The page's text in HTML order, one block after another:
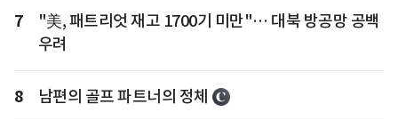
7
"美, 패트리엇 재고 1700기 미만"… 대북 방공망 공백
우려
8 남편의 골프 파트너의 정체